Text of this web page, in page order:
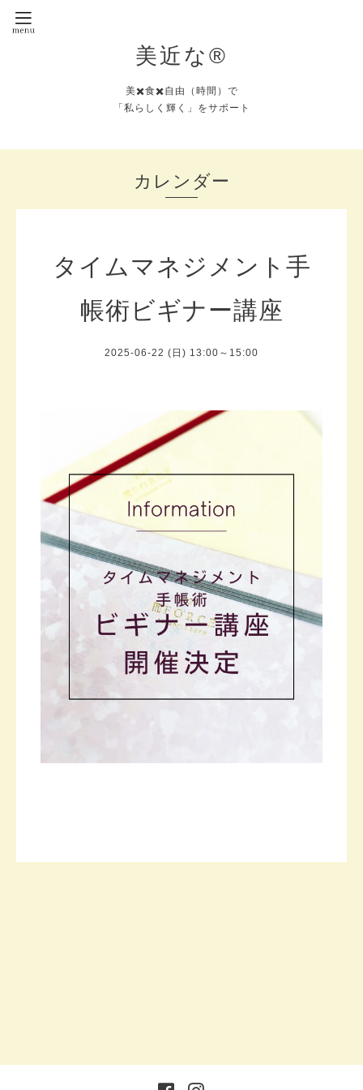
美近な®︎
美✖️食✖️自由（時間）で
「私らしく輝く」をサポート
カレンダー
タイムマネジメント手
帳術ビギナー講座
2025-06-22 (日) 13:00～15:00